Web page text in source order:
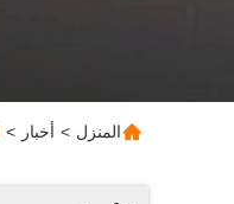
المنزل > أخبار >